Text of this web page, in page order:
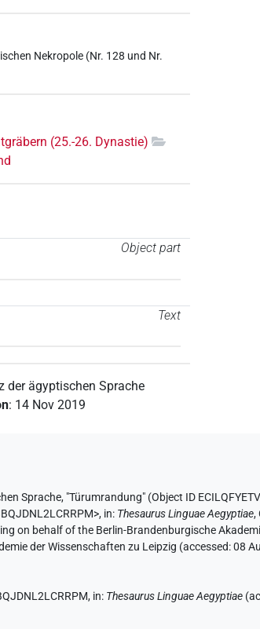
Nekropole (Nr. 128 und Nr.
(25.-26. Dynastie)
Object part
Text
der ägyptischen Sprache
: 14 Nov 2019
Sprache, "Türumrandung" (Object ID
, in: Thesaurus Linguae Aegyptiae,
on behalf of the Berlin-Brandenburgische
der Wissenschaften zu Leipzig (accessed:08
in: Thesaurus Linguae Aegyptiae (